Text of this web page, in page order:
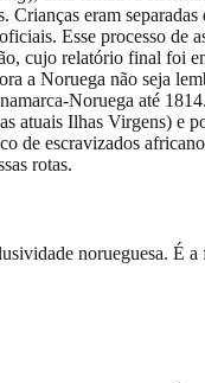
eram separadas
Esse processo de
cujo relatório final foi
a Noruega não seja
Noruega até
atuais Ilhas Virgens) e
de escravizados
rotas.
norueguesa. É a